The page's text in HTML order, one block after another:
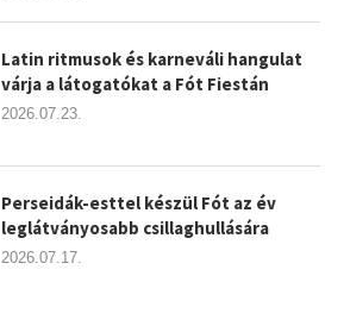
Latin ritmusok és karneváli hangulat
várja a látogatókat a Fót Fiestán
2026.07.23.
Perseidák-esttel készül Fót az év
leglátványosabb csillaghullására
2026.07.17.